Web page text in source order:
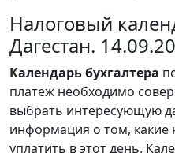
Налоговый
Дагестан.
Календарьбухгалтера
платеж необходимо
выбрать интересующую
информация о том, какие
уплатить в этот день.